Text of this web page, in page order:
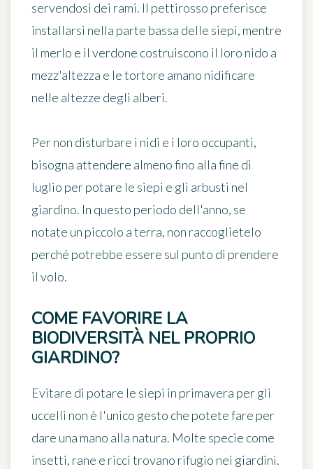
servendosi dei rami. Il pettirosso preferisce
installarsi nella parte bassa delle siepi, mentre
il merlo e il verdone costruiscono il loro nido a
mezz'altezza e le tortore amano nidificare
nelle altezze degli alberi.
Per non disturbare i nidi e i loro occupanti,
bisogna attendere almeno fino alla fine di
luglio per potare le siepi e gli arbusti nel
giardino. In questo periodo dell'anno, se
notate un piccolo a terra, non raccoglietelo
perché potrebbe essere sul punto di prendere
il volo.
COME FAVORIRE LA
BIODIVERSITÀ NEL PROPRIO
GIARDINO?
Evitare di potare le siepi in primavera per gli
uccelli non è l'unico gesto che potete fare per
dare una mano alla natura. Molte specie come
insetti, rane e ricci trovano rifugio nei giardini.